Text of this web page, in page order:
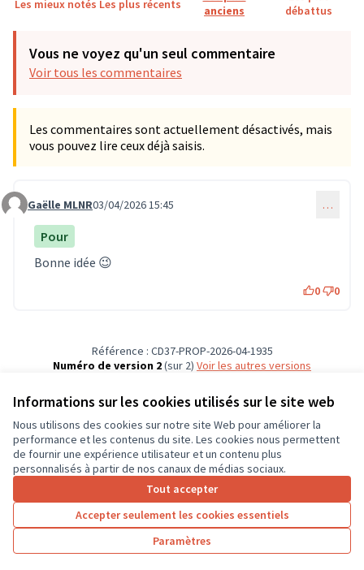
Informations sur les cookies utilisés sur le site web
Nous utilisons des cookies sur notre site Web pour améliorer la
performance et les contenus du site. Les cookies nous permettent
de fournir une expérience utilisateur et un contenu plus
personnalisés à partir de nos canaux de médias sociaux.
Tout accepter
Accepter seulement les cookies essentiels
Paramètres
Les mieux notés Les plus récents
anciens
débattus
Vous ne voyez qu'un seul commentaire
Voir tous les commentaires
Les commentaires sont actuellement désactivés, mais
vous pouvez lire ceux déjà saisis.
Commentaire 1805
Gaëlle MLNR03/04/2026 15:45 …
Pour
Bonne idée 😉
0 0
Référence : CD37-PROP-2026-04-1935
Numéro de version 2(sur 2)
voir les autres versions
Conditions d'utilisation
Paramètres des cookies
CD37 sur X
(Lien externe)
CD37 sur Facebook
CD37 sur Instagram
CD37 sur YouTube
(Lien externe)
Site réalisé grâce aulogiciel libre Decidim .
Licence
(Lien